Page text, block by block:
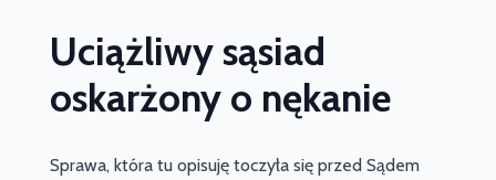
Uciążliwy sąsiad
oskarżony o nękanie
Sprawa, która tu opisuję toczyła się przed Sądem